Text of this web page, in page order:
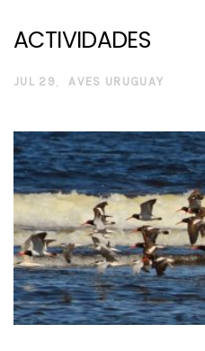
ACTIVIDADES
JUL 29 AVES URUGUAY